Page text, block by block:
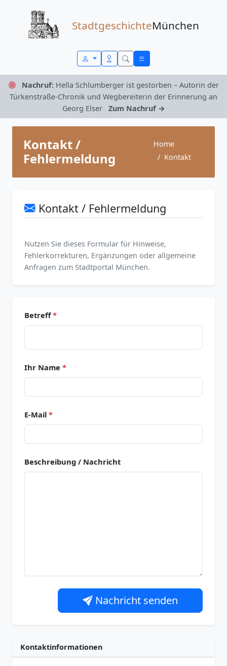
StadtgeschichteMünchen
Nachruf: Hella Schlumberger ist gestorben – Autorin der
Türkenstraße-Chronik und Wegbereiterin der Erinnerung an
Georg Elser
Zum Nachruf →
Kontakt /
Fehlermeldung
Home
Kontakt
Kontakt / Fehlermeldung
Nutzen Sie dieses Formular für Hinweise,
Fehlerkorrekturen, Ergänzungen oder allgemeine
Anfragen zum Stadtportal München.
Betreff*
Ihr Name *
E-Mail *
Beschreibung / Nachricht
Nachricht senden
Kontaktinformationen